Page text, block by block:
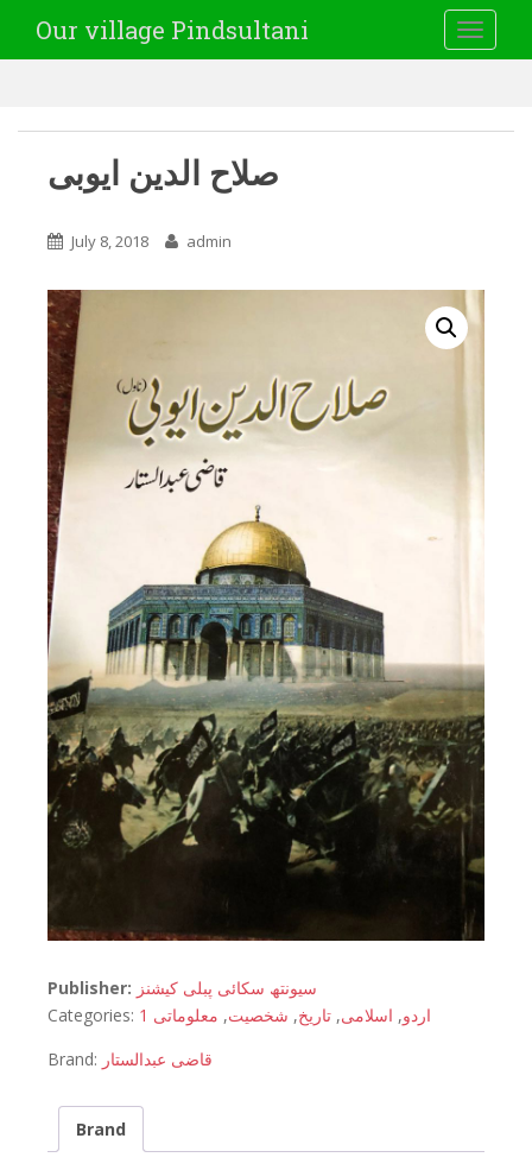
Our village Pindsultani
صلاح الدین ایوبی
July 8, 2018 admin
Publisher: سیونتھ سکائی پبلی کیشنز
Categories:
اردو, اسلامی, تاریخ, شخصیت, معلوماتی 1
Brand: قاضی عبدالستار
Brand